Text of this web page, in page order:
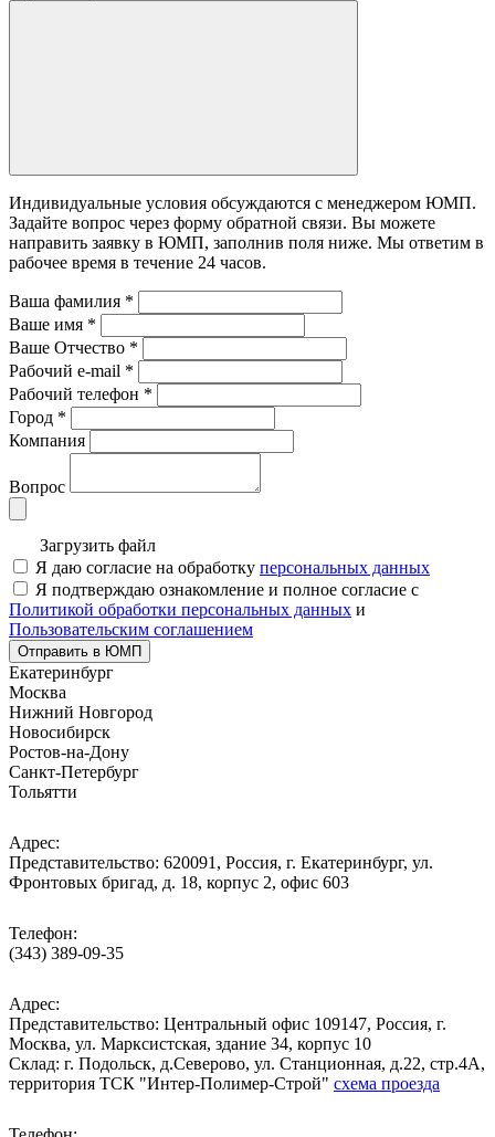
Индивидуальные условия обсуждаются с менеджером ЮМП.
Задайте вопрос через форму обратной связи. Вы можете
направить заявку в ЮМП, заполнив поля ниже. Mы ответим в
рабочее время в течение 24 часов.
Ваша фамилия *
Ваше имя *
Ваше Отчество *
Рабочий e-mail *
Рабочий телефон *
Город *
Компания
Вопрос
Загрузить файл
Я даю согласие на обработку персональных данных
Я подтверждаю ознакомление и полное согласие с
Политикой обработки персональных данных и
Пользовательским соглашением
Отправить в ЮМП
Екатеринбург
Москва
Нижний Новгород
Новосибирск
Ростов-на-Дону
Санкт-Петербург
Тольятти
Адрес:
Представительство: 620091, Россия, г. Екатеринбург, ул.
Фронтовых бригад, д. 18, корпус 2, офис 603
Телефон:
(343) 389-09-35
Адрес:
Представительство: Центральный офис 109147, Россия, г.
Москва, ул. Марксистская, здание 34, корпус 10
Cклад: г. Подольск, д.Северово, ул. Станционная, д.22, стр.4А,
территория ТСК "Интер-Полимер-Строй" схема проезда